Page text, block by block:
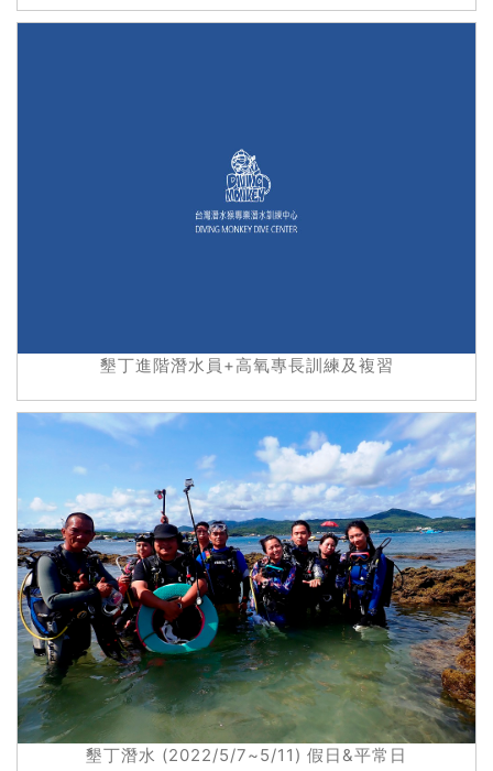
墾丁進階潛水員+高氧專長訓練及複習
墾丁潛水 (2022/5/7~5/11) 假日&平常日